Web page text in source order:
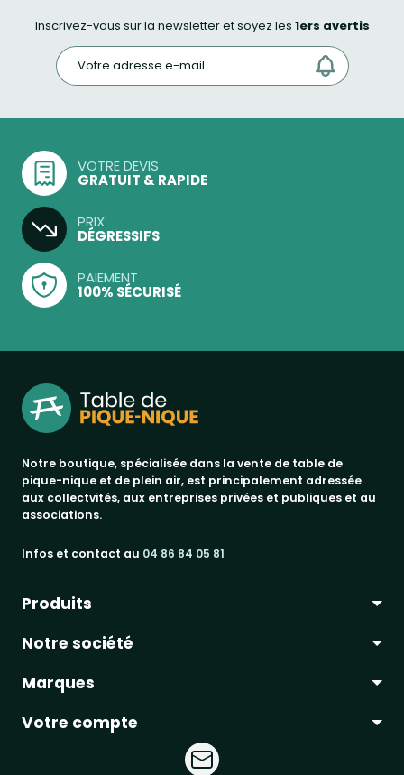
Inscrivez-vous sur la newsletter et soyez les 1ers avertis
VOTRE DEVIS
GRATUIT & RAPIDE
PRIX
DÉGRESSIFS
PAIEMENT
100% SÉCURISÉ
Notre boutique, spécialisée dans la vente de table de
pique-nique et de plein air, est principalement adressée
aux collectvités, aux entreprises privées et publiques et au
associations.
Infos et contact au 04 86 84 05 81
Produits
bancs publics
corbeilles de ville & propreté
promos
Notre société
a propos
paiement sécurisé
Marques
jad groupe
Votre compte
informations personnelles